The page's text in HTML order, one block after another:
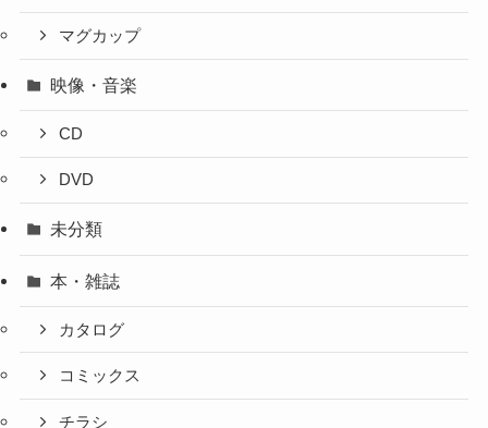
マグカップ
映像・音楽
CD
DVD
未分類
本・雑誌
カタログ
コミックス
チラシ